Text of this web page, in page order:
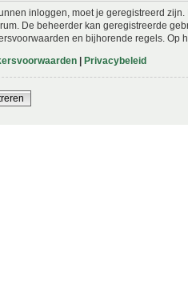
inloggen, moet je geregistreerd
De beheerder kan geregistreerde
en bijhorende regels. Op
| Privacybeleid